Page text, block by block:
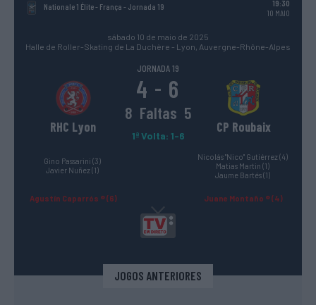
Nationale 1 Élite - França - Jornada 19
19:30
10 MAIO
sábado 10 de maio de 2025
Halle de Roller-Skating de La Duchère - Lyon, Auvergne-Rhône-Alpes
JORNADA 19
RHC Lyon
4 - 6
8 Faltas 5
1ª Volta: 1-6
CP Roubaix
Gino Passarini (3)
Javier Nuñez (1)
Nicolás "Nico" Gutiérrez (4)
Matias Martin (1)
Jaume Bartés (1)
Agustín Caparrós ® (6) Juane Montaño ® (4)
JOGOS ANTERIORES